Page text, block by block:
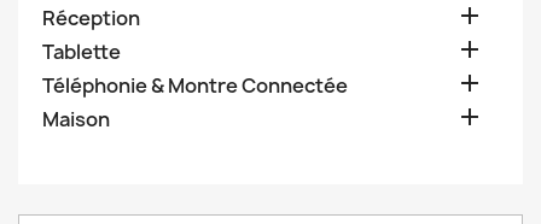
Réception 
Tablette 
Téléphonie & Montre Connectée 
Maison 